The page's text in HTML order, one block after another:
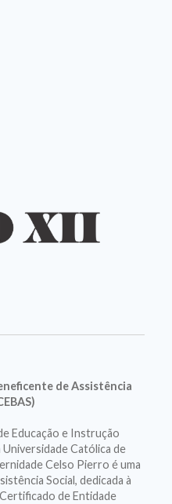
de Assistência
Educação e Instrução
Católica de
Celso Pierro é uma
Social, dedicada à
de Entidade